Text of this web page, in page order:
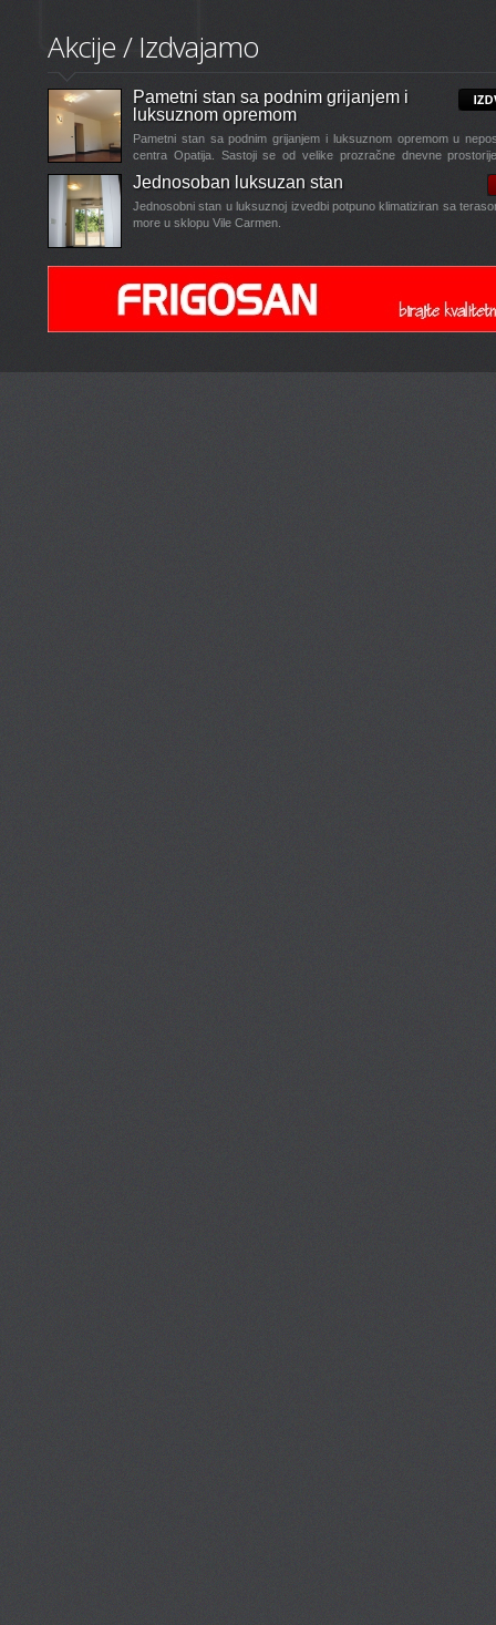
Akcije / Izdvajamo
Pametni stan sa podnim grijanjem i
luksuznom opremom
Pametni stan sa podnim grijanjem i luksuznom opremom u
centra Opatija. Sastoji se od velike prozračne dnevne
...
Jednosoban luksuzan stan
Jednosobni stan u luksuznoj izvedbi potpuno klimatiziran sa
more u sklopu Vile Carmen.
Villa Sylva vrhunac luksuza u Opatiji
Villa Sylva vrhunac luksuza u Opatiji
je u fazi realizacije, a sastoji se od tri zasebne stambene